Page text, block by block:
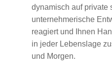
dynamisch auf private
unternehmerische
reagiert und Ihnen
in jeder Lebenslage
und Morgen.